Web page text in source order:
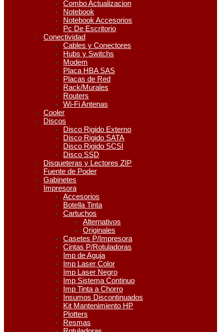
Combo Actualizacion
Notebook
Notebook Accesorios
Pc De Escritorio
Conectividad
Cables y Conectores
Hubs y Switchs
Modem
Placa HBA SAS
Placas de Red
Rack/Murales
Routers
Wi-Fi Antenas
Cooler
Discos
Disco Rigido Externo
Disco Rigido SATA
Disco Rigido SCSI
Disco SSD
Disqueteras y Lectores ZIP
Fuente de Poder
Gabinetes
Impresora
Accesorios
Botella Tinta
Cartuchos
Alternativos
Originales
Casetes P/Impresora
Cintas P/Rotuladoras
Imp de Aguja
Imp Laser Color
Imp Laser Negro
Imp Sistema Continuo
Imp Tinta a Chorro
Insumos Discontinuados
Kit Mantenimiento HP
Plotters
Resmas